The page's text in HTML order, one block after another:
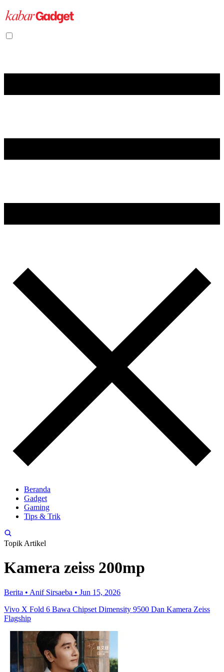
Beranda
Gadget
Gaming
Tips & Trik
Topik Artikel
Kamera zeiss 200mp
Berita • Anif Sirsaeba • Jun 15, 2026
Vivo X Fold 6 Bawa Chipset Dimensity 9500 Dan Kamera Zeiss
Flagship